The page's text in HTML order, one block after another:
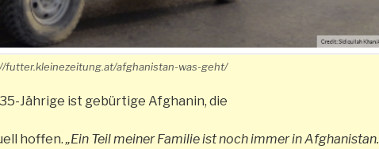
futter.kleinezeitung.at/afghanistan-was-geht/
Jährige ist gebürtige Afghanin, die
hoffen.„Ein Teil meiner Familie ist noch immer in Afghanistan.